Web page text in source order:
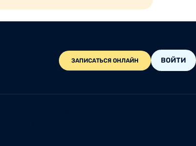
ЗАПИСАТЬСЯ ОНЛАЙН ВОЙТИ